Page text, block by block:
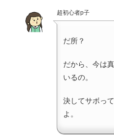
超初心者p子
だ所？
だから、今は
いるの。
決してサボっ
よ。